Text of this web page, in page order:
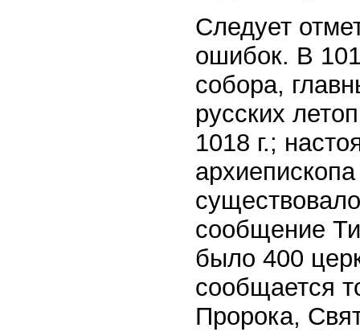
Следует
ошибок. В
собора,
русских
1018 г.;
сообщение
было 400
сообщается
Пророка,